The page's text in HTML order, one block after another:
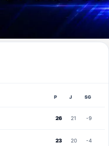
P J SG
26 21 -9
23 20 -4